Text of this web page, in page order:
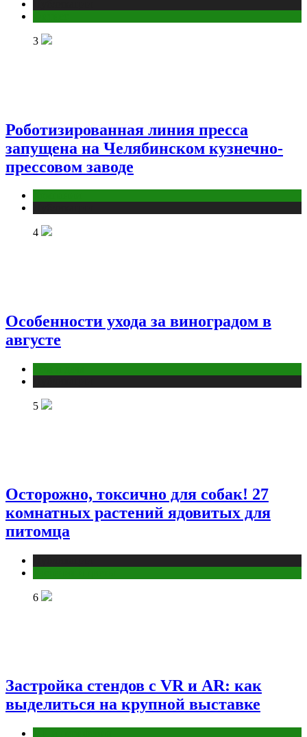
3
Роботизированная линия пресса
запущена на Челябинском кузнечно-
прессовом заводе
4
Особенности ухода за виноградом в
августе
5
Осторожно, токсично для собак! 27
комнатных растений ядовитых для
питомца
6
Застройка стендов с VR и AR: как
выделиться на крупной выставке